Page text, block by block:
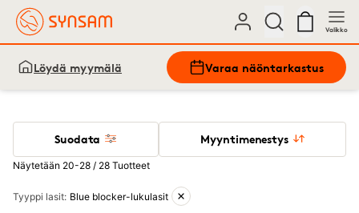
Valikko
Löydä myymälä Varaa näöntarkastus
Suodata Myyntimenestys
Näytetään 20-28 / 28 Tuotteet
Aktiiviset suodattimet
Tyyppi lasit: Blue blocker-lukulasit